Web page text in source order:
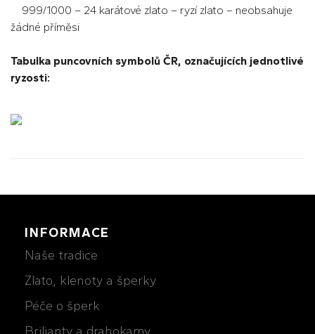
999/1000 – 24 karátové zlato – ryzí zlato – neobsahuje
žádné příměsi
Tabulka puncovních symbolů ČR, označujících jednotlivé
ryzosti:
INFORMACE
Naše tradice
Zlato, klenoty a šperky
Péče o šperk